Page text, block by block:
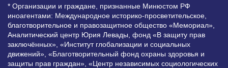
* Организации и граждане, признанные Минюстом РФ
иноагентами: Международное историко-просветительское,
благотворительное и правозащитное общество «Мемориал»,
Аналитический центр Юрия Левады, фонд «В защиту прав
заключённых», «Институт глобализации и социальных
движений», «Благотворительный фонд охраны здоровья и
защиты прав граждан», «Центр независимых социологических